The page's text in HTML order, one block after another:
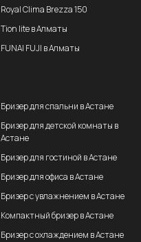
Royal Clima Brezza 150
Tion lite в Алматы
FUNAI FUJI в Алматы
Бризер для спальни в Астане
Бризер для детской комнаты в
Астане
Бризер для гостиной в Астане
Бризер для офиса в Астане
Бризер с увлажнением в Астане
Компактный бризер в Астане
Бризер с охлаждением в Астане